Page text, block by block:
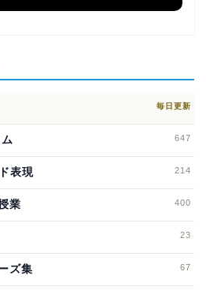
毎日更新
647
表現 214
業 400
23
ズ集 67